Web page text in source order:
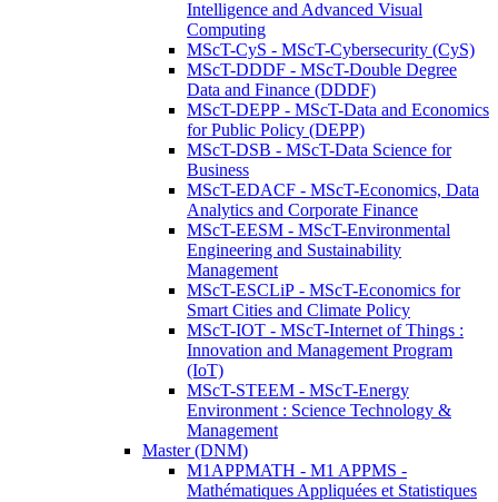
Intelligence and Advanced Visual
Computing
MScT-CyS - MScT-Cybersecurity (CyS)
MScT-DDDF - MScT-Double Degree
Data and Finance (DDDF)
MScT-DEPP - MScT-Data and Economics
for Public Policy (DEPP)
MScT-DSB - MScT-Data Science for
Business
MScT-EDACF - MScT-Economics, Data
Analytics and Corporate Finance
MScT-EESM - MScT-Environmental
Engineering and Sustainability
Management
MScT-ESCLiP - MScT-Economics for
Smart Cities and Climate Policy
MScT-IOT - MScT-Internet of Things :
Innovation and Management Program
(IoT)
MScT-STEEM - MScT-Energy
Environment : Science Technology &
Management
Master (DNM)
M1APPMATH - M1 APPMS -
Mathématiques Appliquées et Statistiques